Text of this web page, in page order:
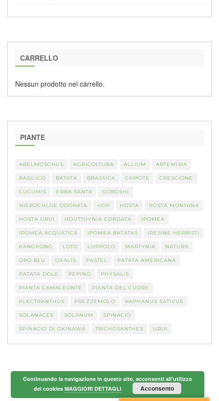
CARRELLO
Nessun prodotto nel carrello.
PIANTE
ABELMOSCHUS AGRICOLTURA ALLIUM ARTEMISIA
BASILICO BATATA BRASSICA CAMOTE CRESCIONE
CUCUMIS ERBA SANTA GOBOSHI
HIEROCHLOE ODORATA HOP HOSTA HOSTA MONTANA
HOSTA URUI HOUTTUYNIA CORDATA IPOMEA
IPOMEA ACQUATICA IPOMEA BATATAS IRESINE HERBISTI
KANGKONG LOTO LUPPOLO MARTYNIA NATURA
ORO BLU OXALIS PASTEL PATATA AMERICANA
PATATA DOLE PEPINO PHYSALIS
PIANTA CAMALEONTE PIANTA DEL CUORE
PLECTRANTHUS PREZZEMOLO RAPHANUS SATIVUS
SOLANACEE SOLANUM SPINACIO
SPINACIO DI OKINAWA TRICHOSANTHES URUI
Continuando la navigazione in questo sito, acconsenti all'utilizzo
dei cookiesMAGGIORI DETTAGLI Acconsento